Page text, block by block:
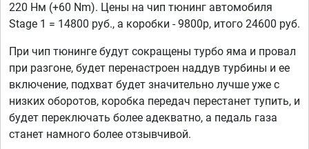
220 Нм (+60 Nm). Цены на чип тюнинг автомобиля
Stage 1 = 14800 руб., а коробки - 9800р, итого 24600 руб.
При чип тюнинге будут сокращены турбо яма и провал
при разгоне, будет перенастроен наддув турбины и ее
включение, подхват будет значительно лучше уже с
низких оборотов, коробка передач перестанет тупить, и
будет переключать более адекватно, а педаль газа
станет намного более отзывчивой.